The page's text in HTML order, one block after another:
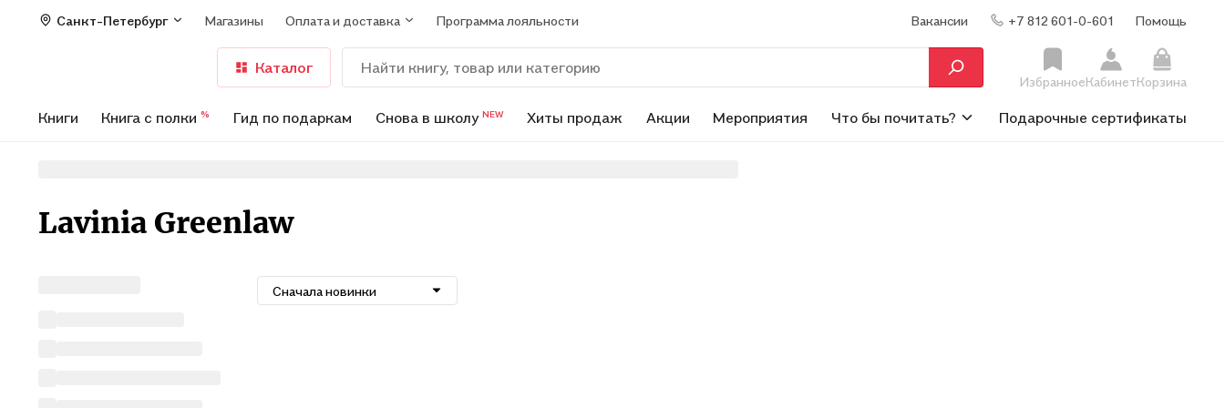
Санкт-Петербург Магазины Оплата и доставка Программа лояльности Вакансии +7 812 601-0-601 Помощь
Каталог
ИзбранноеКабинетКорзина
Книги Книга с полки % Гид по подаркам Снова в школу NEW Хиты продаж Акции Мероприятия Что бы почитать? Подарочные сертификаты
Lavinia Greenlaw
Сначала новинки